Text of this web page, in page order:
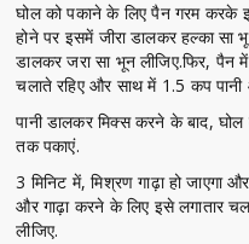
घोल को पकाने के लिए पैन गरम करके
होने पर इसमें जीरा डालकर हल्का सा
डालकर जरा सा भून लीजिए.फिर, पैन
चलाते रहिए और साथ में 1.5 कप
पानी डालकर मिक्स करने के बाद,
तक पकाएं.
3 मिनिट में, मिश्रण गाढ़ा हो जाएगा
और गाढ़ा करने के लिए इसे लगातार
लीजिए.